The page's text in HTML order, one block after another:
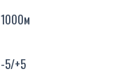
1000м
-5/+5